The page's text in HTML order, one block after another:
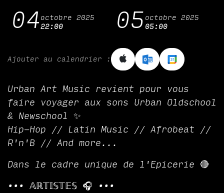
04 octobre 2025
22:00
05 octobre 2025
05:00
Ajouter au calendrier :
Urban Art Music revient pour vous
faire voyager aux sons Urban Oldschool
& Newschool ✨
Hip-Hop // Latin Music // Afrobeat //
R'n'B // And more...
Dans le cadre unique de l'Epicerie 🔴
••• 𝔸ℝ𝕋𝕀𝕊𝕋𝔼𝕊 🎧 •••